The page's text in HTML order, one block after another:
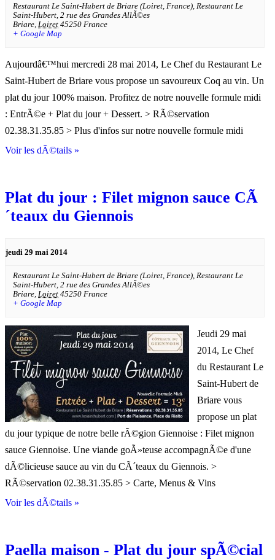
Restaurant Le Saint-Hubert de Briare (Loiret, France), Restaurant Le
Saint-Hubert, 2 rue des Grandes AllÃ©es
Briare Loiret 45250 France
+ Google Map
Aujourdâ€™hui mercredi 28 mai 2014, Le Chef du Restaurant Le
Saint-Hubert de Briare vous propose un savoureux Coq au vin. Un
plat du jour 100% maison. Profitez de notre nouvelle formule midi
: EntrÃ©e + Plat du jour + Dessert. > RÃ©servation
02.38.31.35.85 > Plus d'infos sur notre nouvelle formule midi
Voir les dÃ©tails »
Plat du jour : Filet mignon sauce CÃ
´teaux du Giennois
jeudi 29 mai 2014
Restaurant Le Saint-Hubert de Briare (Loiret, France), Restaurant Le
Saint-Hubert, 2 rue des Grandes AllÃ©es
Briare, Loiret 45250 France
+ Google Map
Jeudi 29 mai
2014, Le Chef
du Restaurant Le
Saint-Hubert de
Briare vous
propose un plat
du jour typique de notre belle rÃ©gion Giennoise : Filet mignon
sauce Giennoise. Une viande goÃ»teuse accompagnÃ©e d'une
dÃ©licieuse sauce au vin du CÃ´teaux du Giennois. >
RÃ©servation 02.38.31.35.85 > Carte, Menus & Vins
Voir les dÃ©tails »
Paella maison - Plat du jour spÃ©cial